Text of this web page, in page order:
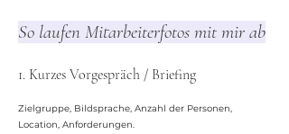
So laufen Mitarbeiterfotos mit mir ab
1. Kurzes Vorgespräch / Briefing
Zielgruppe, Bildsprache, Anzahl der Personen,
Location, Anforderungen.